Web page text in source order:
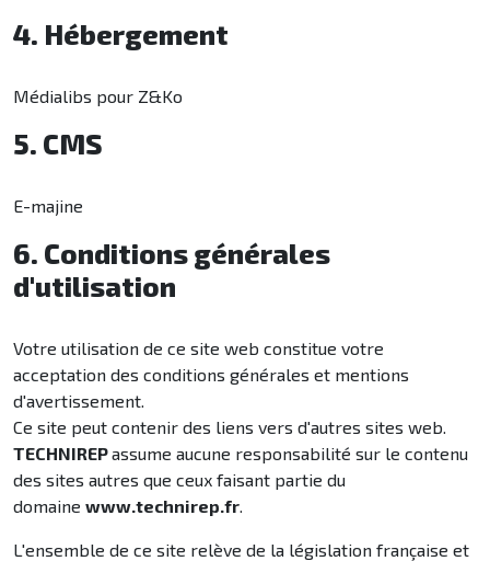
4. Hébergement
Médialibs pour Z&Ko
5. CMS
E-majine
6. Conditions générales
d'utilisation
Votre utilisation de ce site web constitue votre
acceptation des conditions générales et mentions
d'avertissement.
Ce site peut contenir des liens vers d'autres sites web.
TECHNIREPassume aucune responsabilité sur le contenu
des sites autres que ceux faisant partie du
domaine www.technirep.fr.
L'ensemble de ce site relève de la législation française et